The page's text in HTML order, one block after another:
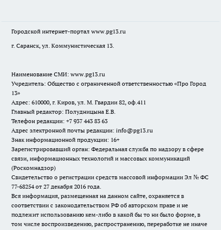
Городской интернет-портал www.pg13.ru
г. Саранск, ул. Коммунистическая 13.
Наименование СМИ: www.pg13.ru
Учредитель: Общество с ограниченной ответственностью «Про Город
13»
Адрес: 610000, г. Киров, ул. М. Гвардии 82, оф.411
Главный редактор: Полудницына Е.В.
Телефон редакции: +7 937 443 83 63
Адрес электронной почты редакции: info@pg13.ru
Знак информационной продукции: 16+
Зарегистрировавший орган: Федеральная служба по надзору в сфере
связи, информационных технологий и массовых коммуникаций
(Роскомнадзор)
Свидетельство о регистрации средств массовой информации Эл № ФС
77-68254 от 27 декабря 2016 года.
Вся информация, размещенная на данном сайте, охраняется в
соответствии с законодательством РФ об авторском праве и не
подлежит использованию кем-либо в какой бы то ни было форме, в
том числе воспроизведению, распространению, переработке не иначе